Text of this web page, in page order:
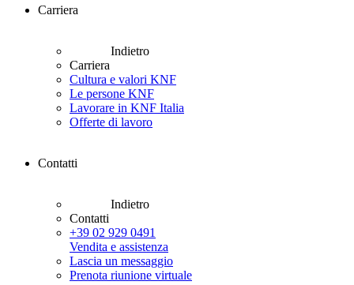
Carriera
Indietro
Carriera
Cultura e valori KNF
Le persone KNF
Lavorare in KNF Italia
Offerte di lavoro
Contatti
Indietro
Contatti
+39 02 929 0491
Vendita e assistenza
Lascia un messaggio
Prenota riunione virtuale